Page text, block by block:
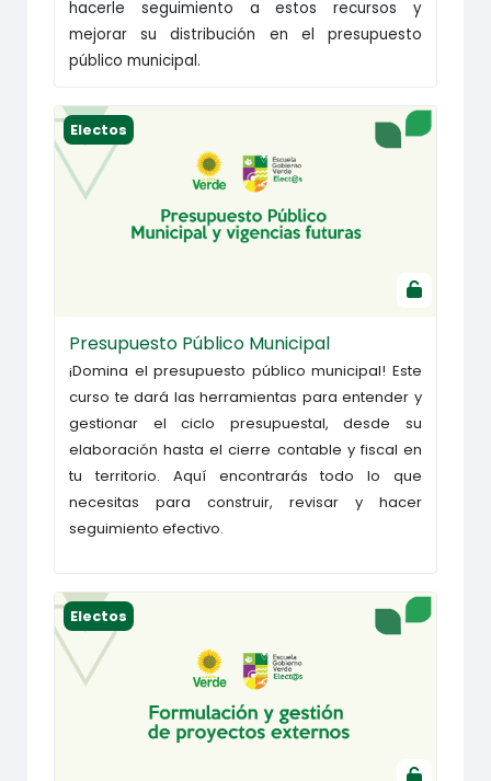
hacerle seguimiento a estos recursos y
mejorar su distribución en el presupuesto
público municipal.
Presupuesto Público Municipal
Electos
Presupuesto Público Municipal
¡Domina el presupuesto público municipal! Este
curso te dará las herramientas para entender y
gestionar el ciclo presupuestal, desde su
elaboración hasta el cierre contable y fiscal en
tu territorio. Aquí encontrarás todo lo que
necesitas para construir, revisar y hacer
seguimiento efectivo.
Curso de Formulación de Proyectos Externos
Electos